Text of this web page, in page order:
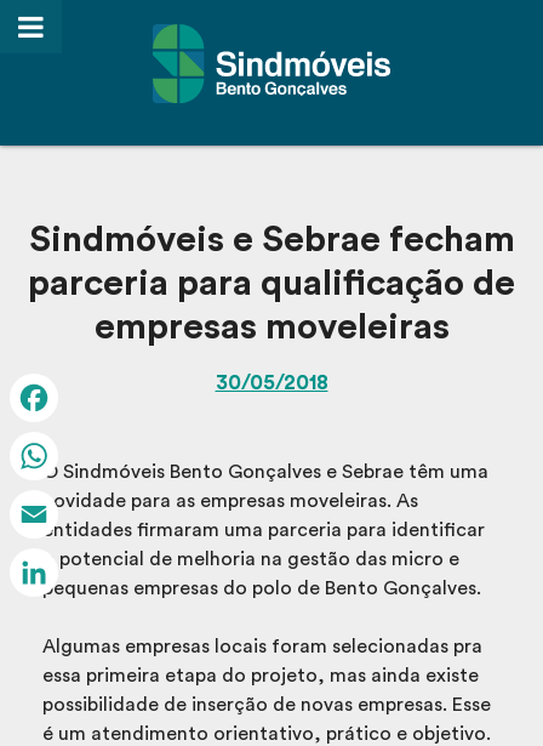
Sindmóveis e Sebrae fecham
parceria para qualificação de
empresas moveleiras
30/05/2018
O Sindmóveis Bento Gonçalves e Sebrae têm uma
novidade para as empresas moveleiras. As
entidades firmaram uma parceria para identificar
o potencial de melhoria na gestão das micro e
pequenas empresas do polo de Bento Gonçalves.
Algumas empresas locais foram selecionadas pra
essa primeira etapa do projeto, mas ainda existe
possibilidade de inserção de novas empresas. Esse
é um atendimento orientativo, prático e objetivo.
Facebook
WhatsApp
Email